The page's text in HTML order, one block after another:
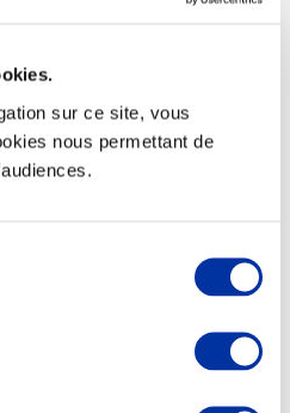
sur ce site, vous
nous permettant de
en marché